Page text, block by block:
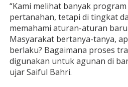
“Kami melihat banyak
pertanahan, tetapi di tingkat
memahami aturan-aturan
Masyarakat bertanya-tanya,
berlaku? Bagaimana proses
digunakan untuk agunan di
ujar Saiful Bahri.